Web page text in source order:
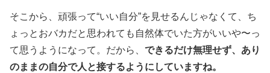
そこから、頑張って“いい自分”を見せるんじゃなくて、ち
ょっとおバカだと思われても自然体でいた方がいいや〜っ
て思うようになって。だから、 できるだけ無理せず、あり
のままの自分で人と接するようにしていますね。